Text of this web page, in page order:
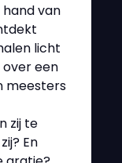
van
licht
over een
meesters
zij te
En